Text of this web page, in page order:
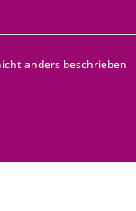
anders beschrieben